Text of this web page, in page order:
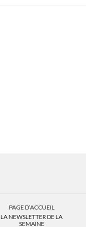
PAGE D’ACCUEIL
LA NEWSLETTER DE LA
SEMAINE